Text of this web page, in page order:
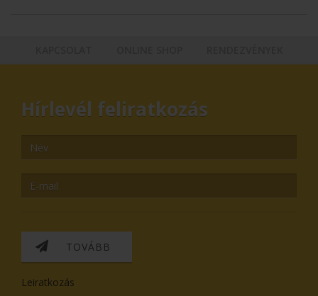
Hírlevél feliratkozás
TOVÁBB
Leiratkozás